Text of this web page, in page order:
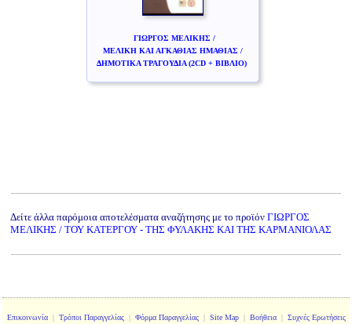
ΓΙΩΡΓΟΣ ΜΕΛΙΚΗΣ /
ΜΕΛΙΚΗ ΚΑΙ ΑΓΚΑΘΙΑΣ ΗΜΑΘΙΑΣ /
ΔΗΜΟΤΙΚΑ ΤΡΑΓΟΥΔΙΑ (2CD + ΒΙΒΛΙΟ)
Δείτε άλλα παρόμοια αποτελέσματα αναζήτησης με το προϊόν ΓΙΩΡΓΟΣ
ΜΕΛΙΚΗΣ / ΤΟΥ ΚΑΤΕΡΓΟΥ - ΤΗΣ ΦΥΛΑΚΗΣ ΚΑΙ ΤΗΣ ΚΑΡΜΑΝΙΟΛΑΣ
Επικοινωνία| Τρόποι Παραγγελίας| Φόρμα Παραγγελίας| Site Map| Βοήθεια| Συχνές Ερωτήσεις